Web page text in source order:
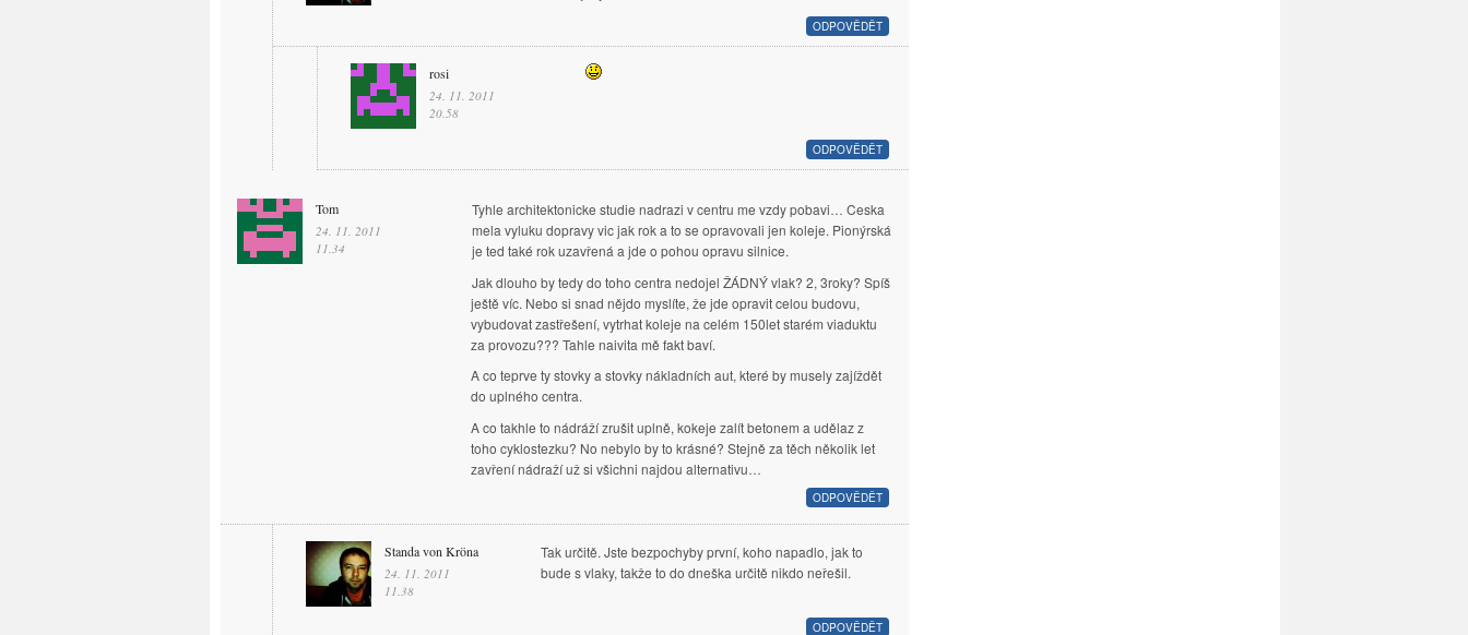
ODPOVĚDĚT
rosi
24. 11. 2011
20.58
ODPOVĚDĚT
Tom
24. 11. 2011
11.34
Tyhle architektonicke studie nadrazi v centru me vzdy pobavi… Ceska
mela vyluku dopravy vic jak rok a to se opravovali jen koleje. Pionýrská
je ted také rok uzavřená a jde o pohou opravu silnice.
Jak dlouho by tedy do toho centra nedojel ŽÁDNÝ vlak? 2, 3roky? Spíš
ještě víc. Nebo si snad nějdo myslíte, že jde opravit celou budovu,
vybudovat zastřešení, vytrhat koleje na celém 150let starém viaduktu
za provozu??? Tahle naivita mě fakt baví.
A co teprve ty stovky a stovky nákladních aut, které by musely zajíždět
do uplného centra.
A co takhle to nádráží zrušit uplně, kokeje zalít betonem a udělaz z
toho cyklostezku? No nebylo by to krásné? Stejně za těch několik let
zavření nádraží už si všichni najdou alternativu…
ODPOVĚDĚT
Standa von Kröna
24. 11. 2011
11.38
Tak určitě. Jste bezpochyby první, koho napadlo, jak to
bude s vlaky, takže to do dneška určitě nikdo neřešil.
ODPOVĚDĚT